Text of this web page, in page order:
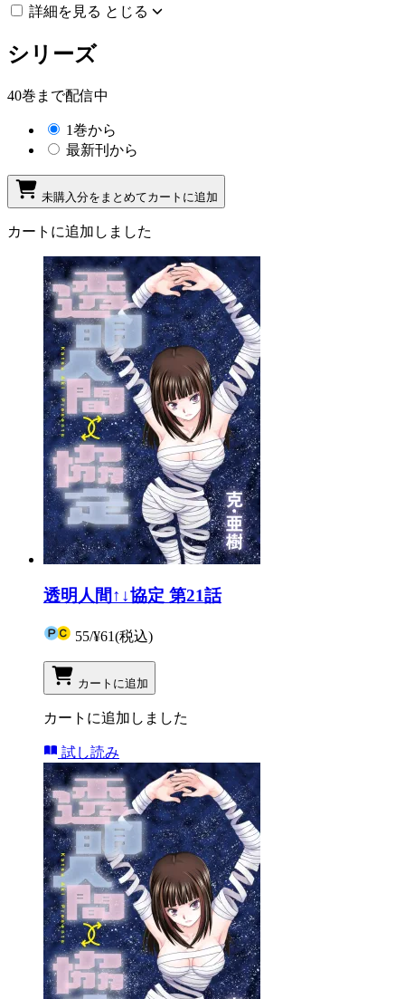
詳細を見る とじる
シリーズ
40巻まで配信中
1巻から
最新刊から
未購入分をまとめてカートに追加
カートに追加しました
透明人間↑↓協定 第21話
55/¥61(税込)
カートに追加
カートに追加しました
試し読み